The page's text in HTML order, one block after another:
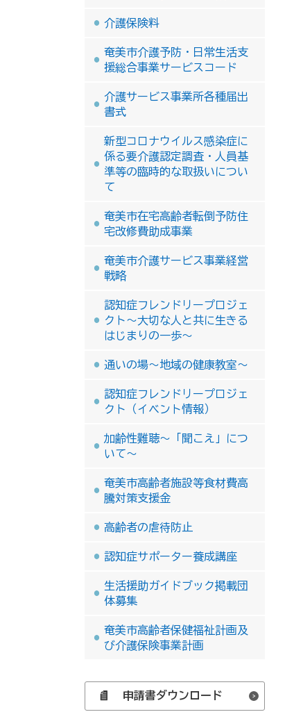
介護保険料
奄美市介護予防・日常生活支
援総合事業サービスコード
介護サービス事業所各種届出
書式
新型コロナウイルス感染症に
係る要介護認定調査・人員基
準等の臨時的な取扱いについ
て
奄美市在宅高齢者転倒予防住
宅改修費助成事業
奄美市介護サービス事業経営
戦略
認知症フレンドリープロジェ
クト～大切な人と共に生きる
はじまりの一歩～
通いの場～地域の健康教室～
認知症フレンドリープロジェ
クト（イベント情報）
加齢性難聴～「聞こえ」につ
いて～
奄美市高齢者施設等食材費高
騰対策支援金
高齢者の虐待防止
認知症サポーター養成講座
生活援助ガイドブック掲載団
体募集
奄美市高齢者保健福祉計画及
び介護保険事業計画
申請書ダウンロード